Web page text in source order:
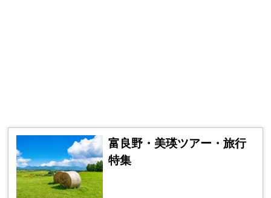
富良野・美瑛ツアー・旅行
特集